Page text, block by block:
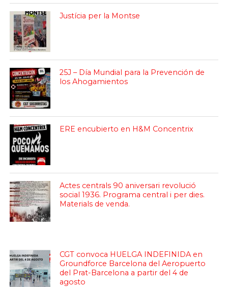
Justícia per la Montse
25J – Día Mundial para la Prevención de
los Ahogamientos
ERE encubierto en H&M Concentrix
Actes centrals 90 aniversari revolució
social 1936. Programa central i per dies.
Materials de venda.
CGT convoca HUELGA INDEFINIDA en
Groundforce Barcelona del Aeropuerto
del Prat-Barcelona a partir del 4 de
agosto